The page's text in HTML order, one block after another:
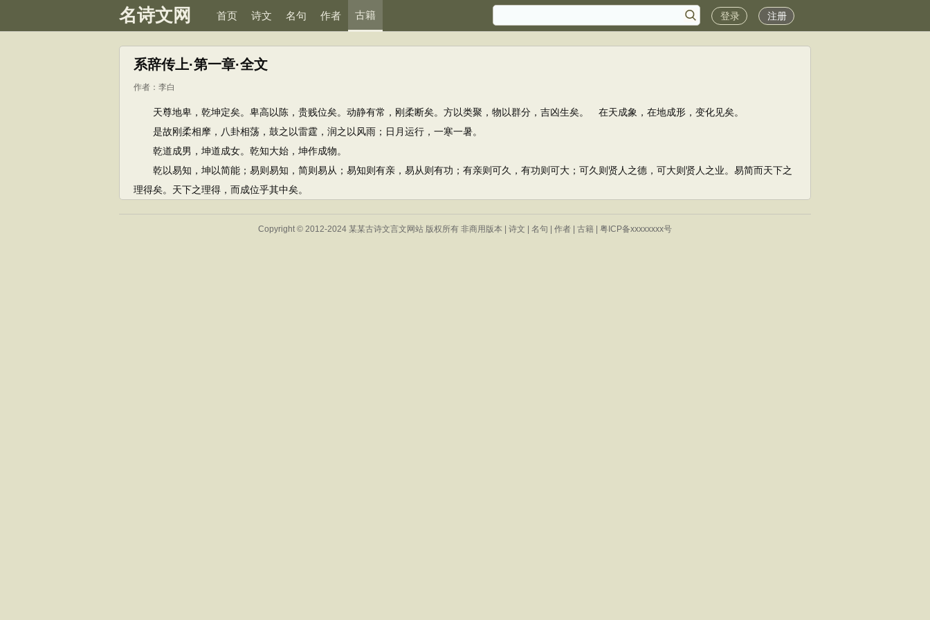
名诗文网 首页 诗文 名句 作者 古籍 登录 注册
系辞传上·第一章·全文
作者： 李白
天尊地卑，乾坤定矣。卑高以陈，贵贱位矣。动静有常，刚柔断矣。方以类聚，物以群分，吉凶生矣。 在天成象，在地成形，变化见矣。
是故刚柔相摩，八卦相荡，鼓之以雷霆，润之以风雨；日月运行，一寒一暑。
乾道成男，坤道成女。乾知大始，坤作成物。
乾以易知，坤以简能；易则易知，简则易从；易知则有亲，易从则有功；有亲则可久，有功则可大；可久则贤人之德，可大则贤人之业。易简而天下之
理得矣。天下之理得，而成位乎其中矣。
Copyright © 2012-2024 某某古诗文言文网站 版权所有 非商用版本 | 诗文 名句 作者 古籍 粤ICP备xxxxxxxx号